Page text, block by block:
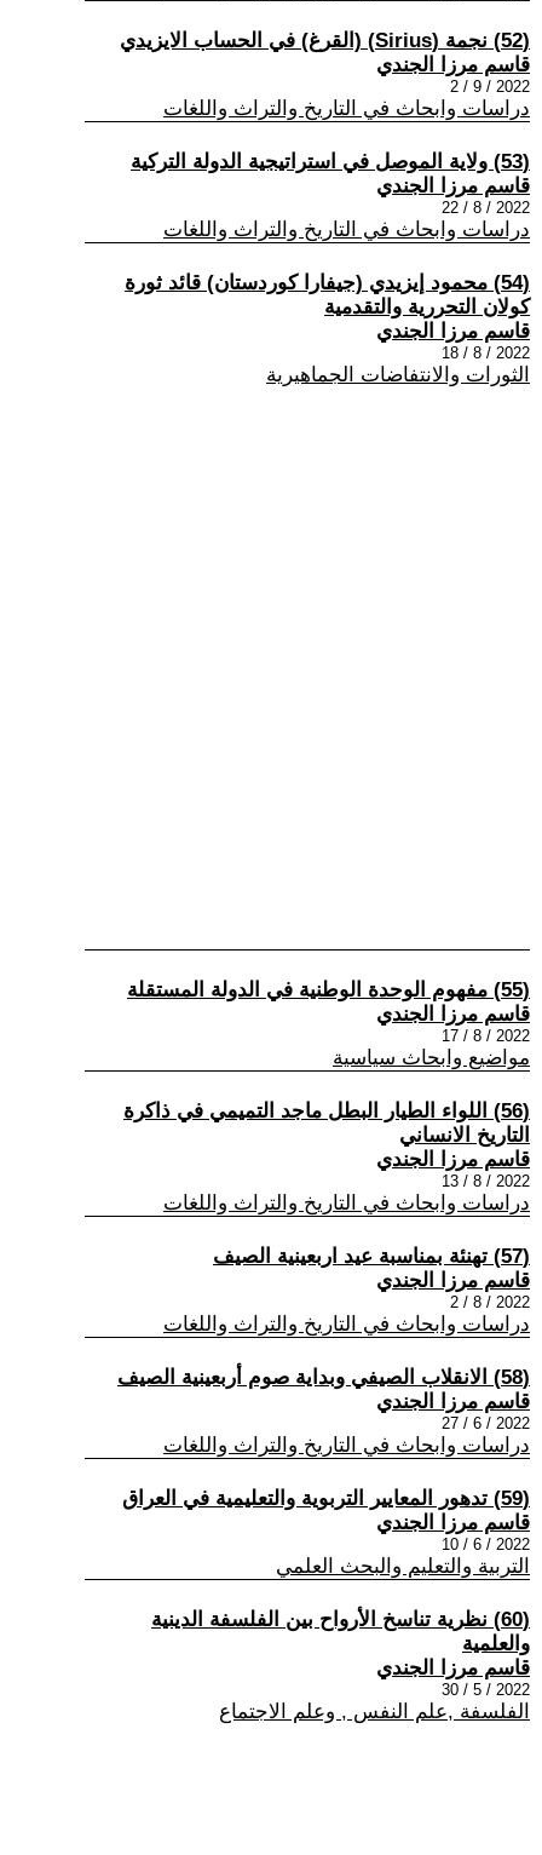
(52) نجمة (Sirius) (القرغ) في الحساب الايزيدي
قاسم مرزا الجندي
2022 / 9 / 2
دراسات وابحاث في التاريخ والتراث واللغات
(53) ولاية الموصل في استراتيجية الدولة التركية
قاسم مرزا الجندي
2022 / 8 / 22
دراسات وابحاث في التاريخ والتراث واللغات
(54) محمود إيزيدي (جيفارا كوردستان) قائد ثورة
كولان التحررية والتقدمية
قاسم مرزا الجندي
2022 / 8 / 18
الثورات والانتفاضات الجماهيرية
(55) مفهوم الوحدة الوطنية في الدولة المستقلة
قاسم مرزا الجندي
2022 / 8 / 17
مواضيع وابحاث سياسية
(56) اللواء الطيار البطل ماجد التميمي في ذاكرة
التاريخ الانساني
قاسم مرزا الجندي
2022 / 8 / 13
دراسات وابحاث في التاريخ والتراث واللغات
(57) تهنئة بمناسبة عيد اربعينية الصيف
قاسم مرزا الجندي
2022 / 8 / 2
دراسات وابحاث في التاريخ والتراث واللغات
(58) الانقلاب الصيفي وبداية صوم أربعينية الصيف
قاسم مرزا الجندي
2022 / 6 / 27
دراسات وابحاث في التاريخ والتراث واللغات
(59) تدهور المعايير التربوية والتعليمية في العراق
قاسم مرزا الجندي
2022 / 6 / 10
التربية والتعليم والبحث العلمي
(60) نظرية تناسخ الأرواح بين الفلسفة الدينية
والعلمية
قاسم مرزا الجندي
2022 / 5 / 30
الفلسفة ,علم النفس , وعلم الاجتماع